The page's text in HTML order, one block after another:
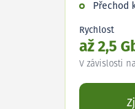
Přechod
Rychlost
až 2,5
V závislosti